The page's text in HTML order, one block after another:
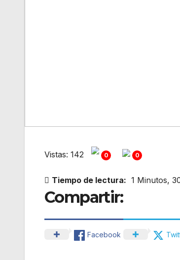
Vistas: 142 0 0
Tiempo de lectura: 1 Minutos,
Compartir:
Facebook